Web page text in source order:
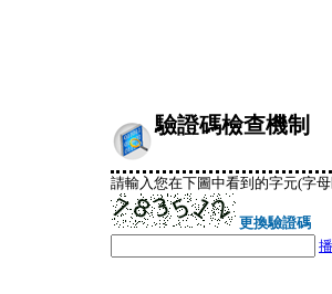
驗證碼檢查機制
請輸入您在下圖中看到的字元(字
更換驗證碼